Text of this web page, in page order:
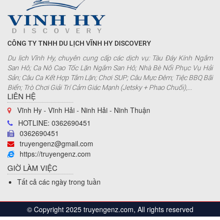
CÔNG TY TNHH DU LỊCH VĨNH HY DISCOVERY
Du lịch Vĩnh Hy, chuyên cung cấp các dịch vụ: Tàu Đáy Kính Ngắm
San Hô; Ca Nô Cao Tốc Lặn Ngắm San Hô; Nhà Bè Nổi Phục Vụ Hải
Sản; Câu Ca Kết Hợp Tắm Lặn; Chơi SUP; Câu Mực Đêm; Tiệc BBQ Bãi
Biển; Trò Chơi Giải Trí Cảm Giác Mạnh (Jetsky + Phao Chuối),...
LIÊN HỆ
Vĩnh Hy - Vĩnh Hải - Ninh Hải - Ninh Thuận
HOTLINE: 0362690451
0362690451
truyengenz@gmail.com
https://truyengenz.com
GIỜ LÀM VIỆC
Tất cả các ngày trong tuần
© Copyright 2025 truyengenz.com, All rights reserved